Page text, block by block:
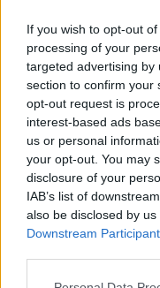
If you wish to opt-out
processing of your
targeted advertising by
section to confirm your
opt-out request is
interest-based ads
us or personal
your opt-out. You may
disclosure of your
IAB’s list of
also be disclosed by
Downstream
Concorso non
Adidas - Partecipa
1 0 191 27